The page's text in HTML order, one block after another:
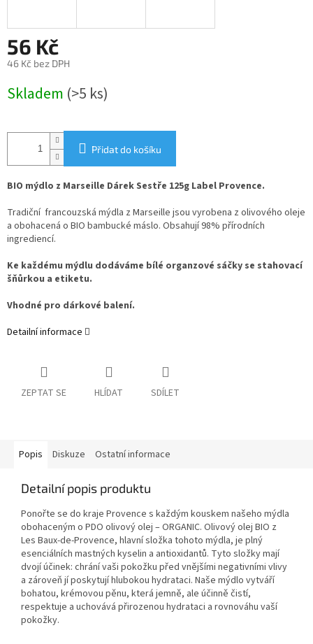
56 Kč
46 Kč bez DPH
cena:
Skladem (>5 ks)
Přidat do košíku
BIO mýdlo z Marseille Dárek Sestře 125g Label Provence.
Tradiční francouzská mýdla z Marseille jsou vyrobena z olivového oleje
a obohacená o BIO bambucké máslo. Obsahují 98% přírodních
ingrediencí.
Ke každému mýdlu dodáváme bílé organzové sáčky se stahovací
šňůrkou a etiketu.
Vhodné pro dárkové balení.
Detailní informace
ZEPTAT SE HLÍDAT SDÍLET
Popis Diskuze Ostatní informace
Detailní popis produktu
Ponořte se do kraje Provence s každým kouskem našeho mýdla
obohaceným o PDO olivový olej – ORGANIC. Olivový olej BIO z
Les Baux-de-Provence, hlavní složka tohoto mýdla, je plný
esenciálních mastných kyselin a antioxidantů. Tyto složky mají
dvojí účinek: chrání vaši pokožku před vnějšími negativními vlivy
a zároveň jí poskytují hlubokou hydrataci. Naše mýdlo vytváří
bohatou, krémovou pěnu, která jemně, ale účinně čistí,
respektuje a uchovává přirozenou hydrataci a rovnováhu vaší
pokožky.